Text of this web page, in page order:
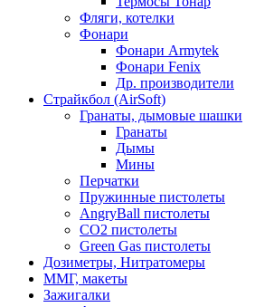
Фляги, котелки
Фонари
Фонари Armytek
Фонари Fenix
Др. производители
Страйкбол (AirSoft)
Гранаты, дымовые шашки
Гранаты
Дымы
Мины
Перчатки
Пружинные пистолеты
AngryBall пистолеты
CO2 пистолеты
Green Gas пистолеты
Дозиметры, Нитратомеры
ММГ, макеты
Зажигалки